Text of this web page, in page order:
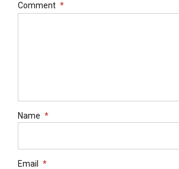
Comment *
Name *
Email *